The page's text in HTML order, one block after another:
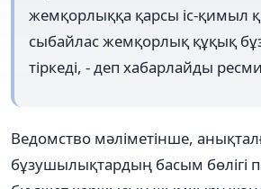
жемқорлыққа қарсы іс-қимыл
сыбайлас жемқорлық құқық
тіркеді, - деп хабарлайды
Ведомство мәліметінше,
бұзушылықтардың басым бөлігі